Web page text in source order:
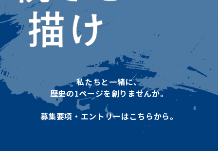
私たちと一緒に、
歴史の1ページを創りませんか。
募集要項・エントリーはこちらから。